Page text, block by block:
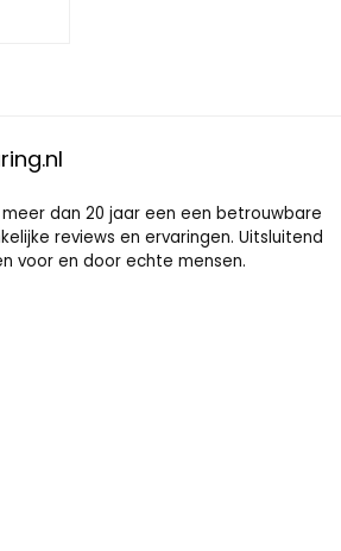
meer dan 20 jaar een een betrouwbare
reviews en ervaringen. Uitsluitend
voor en door echte mensen.